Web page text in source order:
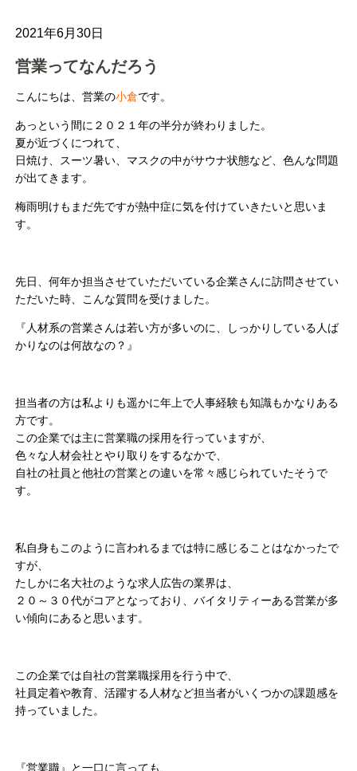
2021年6月30日
営業ってなんだろう
こんにちは、営業の小倉です。
あっという間に２０２１年の半分が終わりました。
夏が近づくにつれて、
日焼け、スーツ暑い、マスクの中がサウナ状態など、色んな問題
が出てきます。
梅雨明けもまだ先ですが熱中症に気を付けていきたいと思いま
す。
先日、何年か担当させていただいている企業さんに訪問させてい
ただいた時、こんな質問を受けました。
『人材系の営業さんは若い方が多いのに、しっかりしている人ば
かりなのは何故なの？』
担当者の方は私よりも遥かに年上で人事経験も知識もかなりある
方です。
この企業では主に営業職の採用を行っていますが、
色々な人材会社とやり取りをするなかで、
自社の社員と他社の営業との違いを常々感じられていたそうで
す。
私自身もこのように言われるまでは特に感じることはなかったで
すが、
たしかに名大社のような求人広告の業界は、
２０～３０代がコアとなっており、バイタリティーある営業が多
い傾向にあると思います。
この企業では自社の営業職採用を行う中で、
社員定着や教育、活躍する人材など担当者がいくつかの課題感を
持っていました。
『営業職』と一口に言っても、